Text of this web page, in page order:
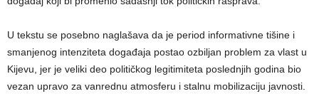
U tekstu se posebno naglašava da je period informativne tišine i
smanjenog intenziteta događaja postao ozbiljan problem za vlast u
Kijevu, jer je veliki deo političkog legitimiteta poslednjih godina bio
vezan upravo za vanrednu atmosferu i stalnu mobilizaciju javnosti.